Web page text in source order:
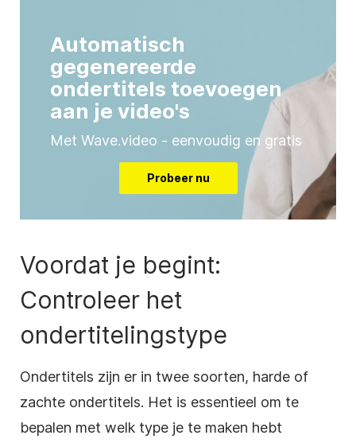
Automatisch
gegenereerde
ondertitels toevoegen
aan je video's
Met Wave.video - eenvoudig en gratis
Probeer nu
Voordat je begint:
Controleer het
ondertitelingstype
Ondertitels zijn er in twee soorten, harde of
zachte ondertitels. Het is essentieel om te
bepalen met welk type je te maken hebt